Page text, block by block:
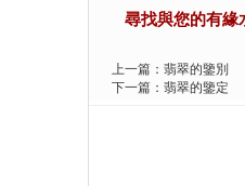
尋找與您的有緣
上一篇： 翡翠的鑒別
下一篇： 翡翠的鑒定